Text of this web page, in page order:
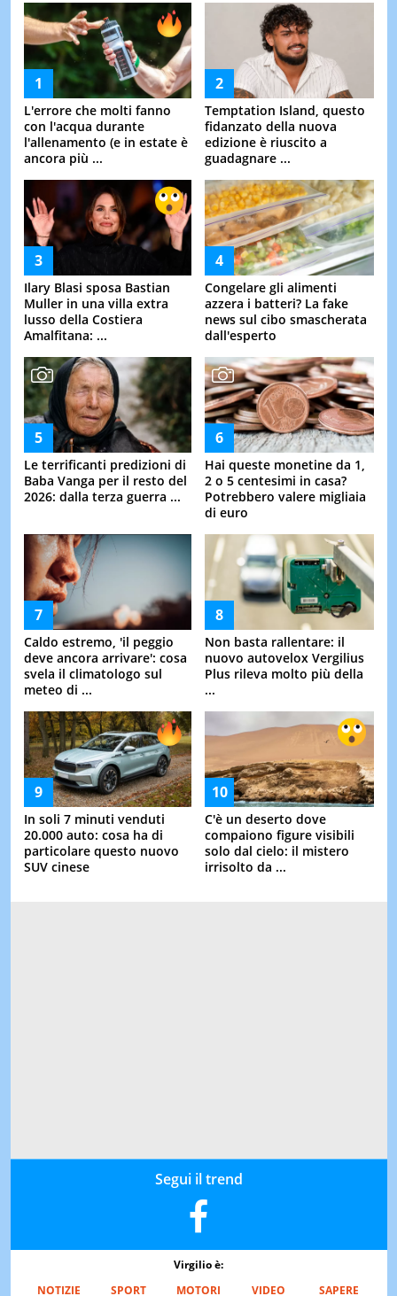
L'errore che molti fanno
con l'acqua durante
l'allenamento (e in estate è
ancora più ...
Temptation Island, questo
fidanzato della nuova
edizione è riuscito a
guadagnare ...
Ilary Blasi sposa Bastian
Muller in una villa extra
lusso della Costiera
Amalfitana: ...
Congelare gli alimenti
azzera i batteri? La fake
news sul cibo smascherata
dall'esperto
Le terrificanti predizioni di
Baba Vanga per il resto del
2026: dalla terza guerra ...
Hai queste monetine da 1,
2 o 5 centesimi in casa?
Potrebbero valere migliaia
di euro
Caldo estremo, 'il peggio
deve ancora arrivare': cosa
svela il climatologo sul
meteo di ...
Non basta rallentare: il
nuovo autovelox Vergilius
Plus rileva molto più della
...
In soli 7 minuti venduti
20.000 auto: cosa ha di
particolare questo nuovo
SUV cinese
C'è un deserto dove
compaiono figure visibili
solo dal cielo: il mistero
irrisolto da ...
Segui il trend
Virgilio è:
NOTIZIE
SPORT MOTORI VIDEO SAPERE